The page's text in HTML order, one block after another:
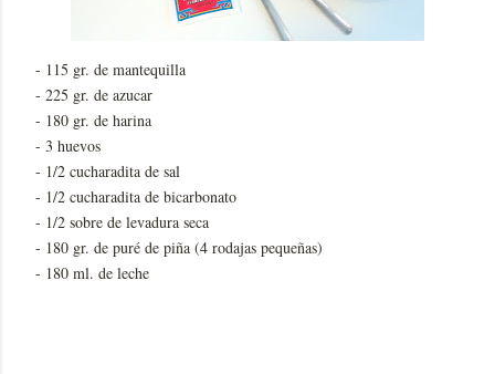
- 115 gr. de mantequilla
- 225 gr. de azucar
- 180 gr. de harina
- 3 huevos
- 1/2 cucharadita de sal
- 1/2 cucharadita de bicarbonato
- 1/2 sobre de levadura seca
- 180 gr. de puré de piña (4 rodajas pequeñas)
- 180 ml. de leche